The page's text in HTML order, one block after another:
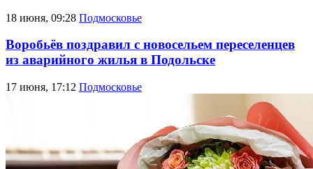
18 июня, 09:28 Подмосковье
Воробьёв поздравил с новосельем переселенцев
из аварийного жилья в Подольске
17 июня, 17:12 Подмосковье